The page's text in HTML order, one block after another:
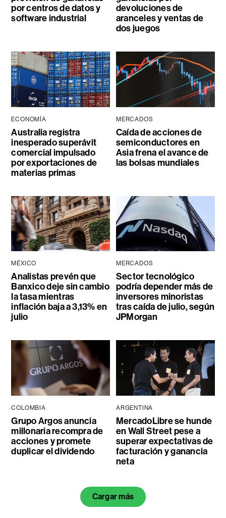
por centros de datos y
software industrial
devoluciones de
aranceles y ventas de
dos juegos
ECONOMÍA
Australia registra
inesperado superávit
comercial impulsado
por exportaciones de
materias primas
MERCADOS
Caída de acciones de
semiconductores en
Asia frena el avance de
las bolsas mundiales
MÉXICO
Analistas prevén que
Banxico deje sin cambio
la tasa mientras
inflación baja a 3,13% en
julio
MERCADOS
Sector tecnológico
podría depender más de
inversores minoristas
tras caída de julio, según
JPMorgan
COLOMBIA
Grupo Argos anuncia
millonaria recompra de
acciones y promete
duplicar el dividendo
ARGENTINA
MercadoLibre se hunde
en Wall Street pese a
superar expectativas de
facturación y ganancia
neta
Cargar más